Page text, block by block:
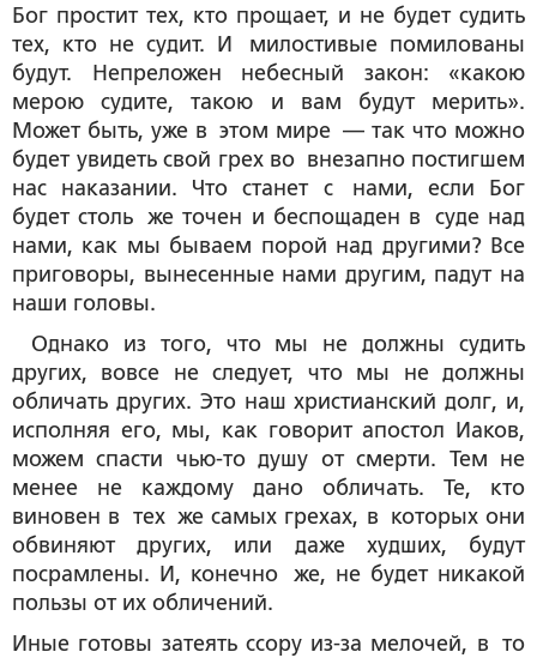
Бог простит тех, кто прощает, и не будет судить
тех, кто не судит. И милостивые помилованы
будут. Непреложен небесный закон: «какою
мерою судите, такою и вам будут мерить».
Может быть, уже в этом мире — так что можно
будет увидеть свой грех во внезапно постигшем
нас наказании. Что станет с нами, если Бог
будет столь же точен и беспощаден в суде над
нами, как мы бываем порой над другими? Все
приговоры, вынесенные нами другим, падут на
наши головы.
Однако из того, что мы не должны судить
других, вовсе не следует, что мы не должны
обличать других. Это наш христианский долг, и,
исполняя его, мы, как говорит апостол Иаков,
можем спасти чью-то душу от смерти. Тем не
менее не каждому дано обличать. Те, кто
виновен в тех же самых грехах, в которых они
обвиняют других, или даже худших, будут
посрамлены. И, конечно же, не будет никакой
пользы от их обличений.
Иные готовы затеять ссору из-за мелочей, в то